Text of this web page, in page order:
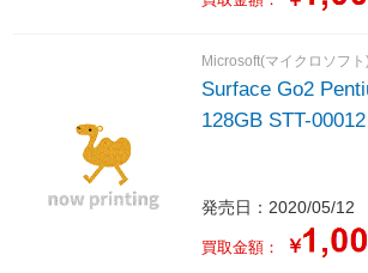
Microsoft(マイクロソフト)
Surface Go2
128GB STT-
発売日：2020/05/12
買取金額： ￥